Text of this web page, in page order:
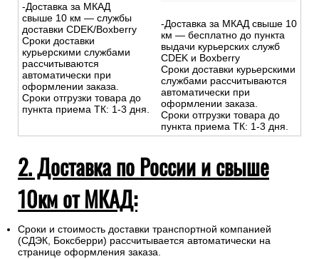
-Доставка за МКАД
свыше 10 км — службы
доставки CDEK/Boxberry
Сроки доставки
курьерскими службами
рассчитываются
автоматически при
оформлении заказа.
Сроки отгрузки товара до
пункта приема ТК: 1-3 дня.
-Доставка за МКАД свыше 10
км — бесплатно до пункта
выдачи курьерских служб
CDEK и Boxberry
Сроки доставки курьерскими
службами рассчитываются
автоматически при
оформлении заказа.
Сроки отгрузки товара до
пункта приема ТК: 1-3 дня.
2. Доставка по России и свыше
10км от МКАД:
Сроки и стоимость доставки транспортной компанией
(СДЭК, Боксберри) рассчитывается автоматически на
странице оформления заказа.